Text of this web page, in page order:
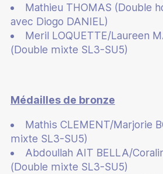
Mathieu THOMAS (Double
avec Diogo DANIEL)
Meril LOQUETTE/Laureen
(Double mixte SL3-SU5)
Médailles de bronze
Mathis CLEMENT/Marjorie
mixte SL3-SU5)
Abdoullah AIT BELLA/
(Double mixte SL3-SU5)